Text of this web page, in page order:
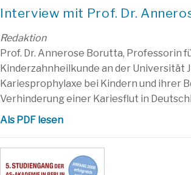
Interview mit Prof. Dr.
Redaktion
Prof. Dr. Annerose Borutta, Professorin
Kinderzahnheilkunde an der Universität
Kariesprophylaxe bei Kindern und ihrer
Verhinderung einer Kariesflut in
Als PDF lesen